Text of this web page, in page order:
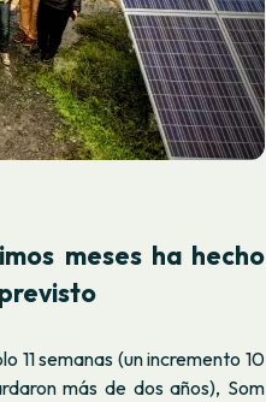
meses ha hecho
11 semanas (un incremento 10
más de dos años), Som